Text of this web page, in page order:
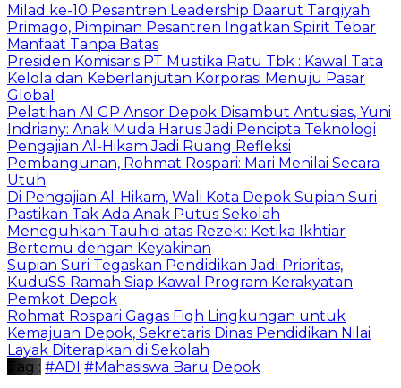
Milad ke-10 Pesantren Leadership Daarut Tarqiyah
Primago, Pimpinan Pesantren Ingatkan Spirit Tebar
Manfaat Tanpa Batas
Presiden Komisaris PT Mustika Ratu Tbk : Kawal Tata
Kelola dan Keberlanjutan Korporasi Menuju Pasar
Global
Pelatihan AI GP Ansor Depok Disambut Antusias, Yuni
Indriany: Anak Muda Harus Jadi Pencipta Teknologi
Pengajian Al-Hikam Jadi Ruang Refleksi
Pembangunan, Rohmat Rospari: Mari Menilai Secara
Utuh
Di Pengajian Al-Hikam, Wali Kota Depok Supian Suri
Pastikan Tak Ada Anak Putus Sekolah
Meneguhkan Tauhid atas Rezeki: Ketika Ikhtiar
Bertemu dengan Keyakinan
Supian Suri Tegaskan Pendidikan Jadi Prioritas,
KuduSS Ramah Siap Kawal Program Kerakyatan
Pemkot Depok
Rohmat Rospari Gagas Fiqh Lingkungan untuk
Kemajuan Depok, Sekretaris Dinas Pendidikan Nilai
Layak Diterapkan di Sekolah
Tag : #ADI #Mahasiswa Baru Depok